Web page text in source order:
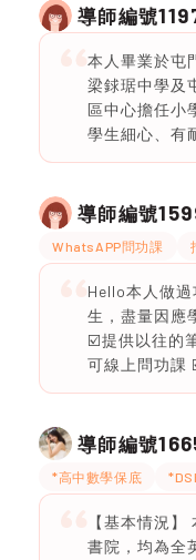
導師編號
本人畢業於屯
梁銶琚中學及
區中心擔任小
學生細心、有
導師編號
WhatsAPP問功課
Hello本人做
生，盡量因應
☑️提供以往的
可線上問功課
導師編號
*高中數學保底
【基本情況
書院，均為全